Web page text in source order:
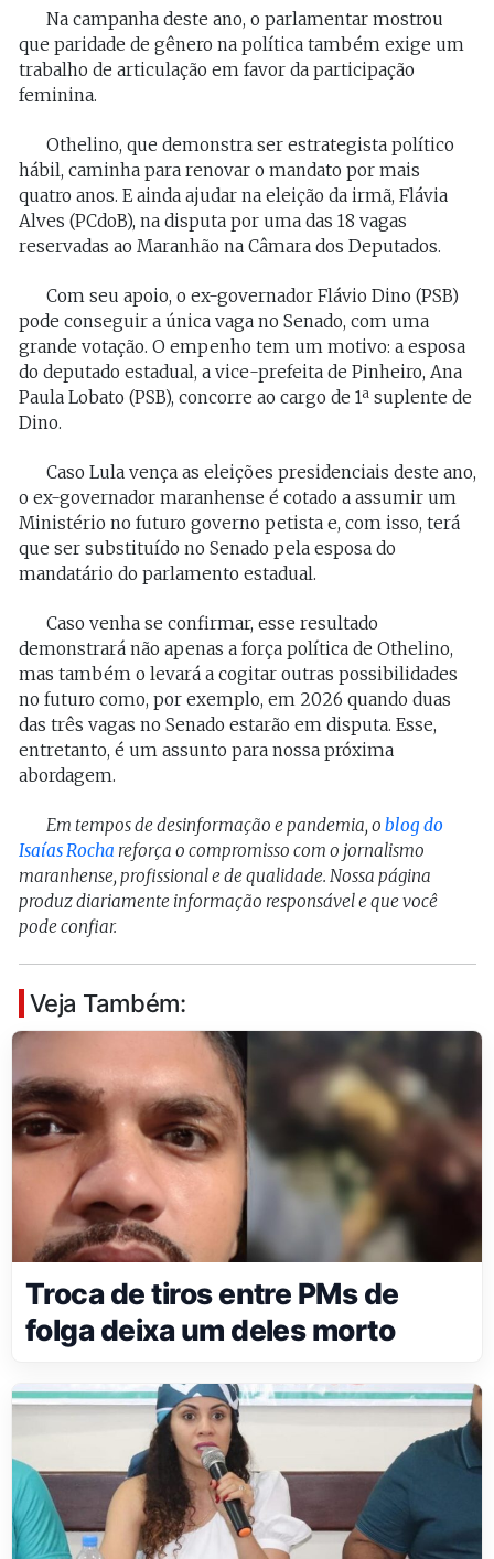
Na campanha deste ano, o parlamentar mostrou
que paridade de gênero na política também exige um
trabalho de articulação em favor da participação
feminina.
Othelino, que demonstra ser estrategista político
hábil, caminha para renovar o mandato por mais
quatro anos. E ainda ajudar na eleição da irmã, Flávia
Alves (PCdoB), na disputa por uma das 18 vagas
reservadas ao Maranhão na Câmara dos Deputados.
Com seu apoio, o ex-governador Flávio Dino (PSB)
pode conseguir a única vaga no Senado, com uma
grande votação. O empenho tem um motivo: a esposa
do deputado estadual, a vice-prefeita de Pinheiro, Ana
Paula Lobato (PSB), concorre ao cargo de 1ª suplente de
Dino.
Caso Lula vença as eleições presidenciais deste ano,
o ex-governador maranhense é cotado a assumir um
Ministério no futuro governo petista e, com isso, terá
que ser substituído no Senado pela esposa do
mandatário do parlamento estadual.
Caso venha se confirmar, esse resultado
demonstrará não apenas a força política de Othelino,
mas também o levará a cogitar outras possibilidades
no futuro como, por exemplo, em 2026 quando duas
das três vagas no Senado estarão em disputa. Esse,
entretanto, é um assunto para nossa próxima
abordagem.
Em tempos de desinformação e pandemia, o blog do
Isaías Rocha reforça o compromisso com o jornalismo
maranhense, profissional e de qualidade. Nossa página
produz diariamente informação responsável e que você
pode confiar.
Veja Também:
Troca de tiros entre PMs de
folga deixa um deles morto